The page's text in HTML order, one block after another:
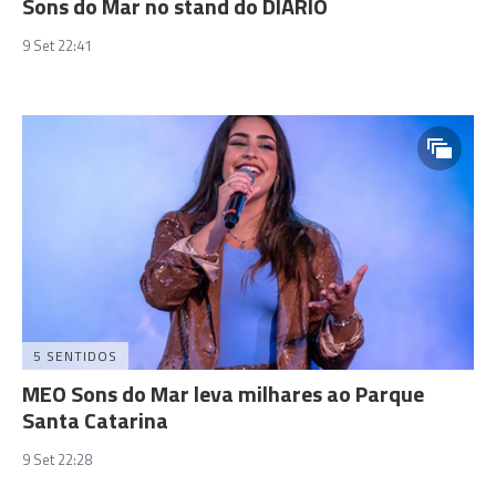
9 Set 22:41
5 SENTIDOS
MEO Sons do Mar leva milhares ao Parque
Santa Catarina
9 Set 22:28